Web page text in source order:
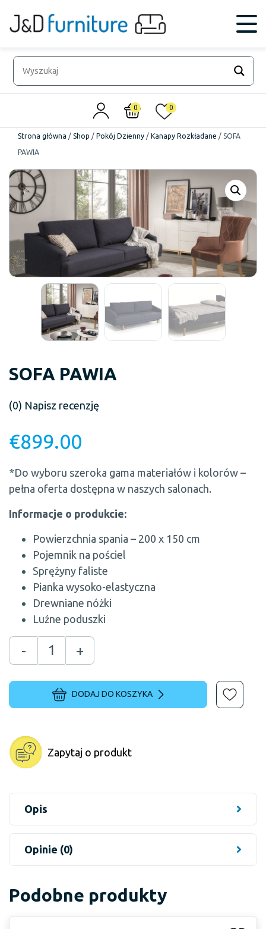
0 0
Strona główna / Shop / Pokój Dzienny / Kanapy Rozkładane / SOFA
PAWIA
SOFA PAWIA
(0) Napisz recenzję
€899.00
*Do wyboru szeroka gama materiałów i kolorów –
pełna oferta dostępna w naszych salonach.
Informacje o produkcie:
Powierzchnia spania – 200 x 150 cm
Pojemnik na pościel
Sprężyny faliste
Pianka wysoko-elastyczna
Drewniane nóżki
Luźne poduszki
- +
DODAJ DO KOSZYKA
Zapytaj o produkt
Opis
Opinie (0)
Podobne produkty